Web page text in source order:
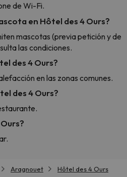
de Wi-Fi.
en Hôtel des 4 Ours?
mascotas (previa petición y de
las condiciones.
des 4 Ours?
en las zonas comunes.
des 4 Ours?
Aragnouet Hôtel des 4 Ours